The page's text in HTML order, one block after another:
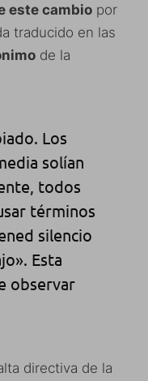
este cambio por
traducido en las
de la
Los
solían
todos
términos
silencio
Esta
observar
directiva de la